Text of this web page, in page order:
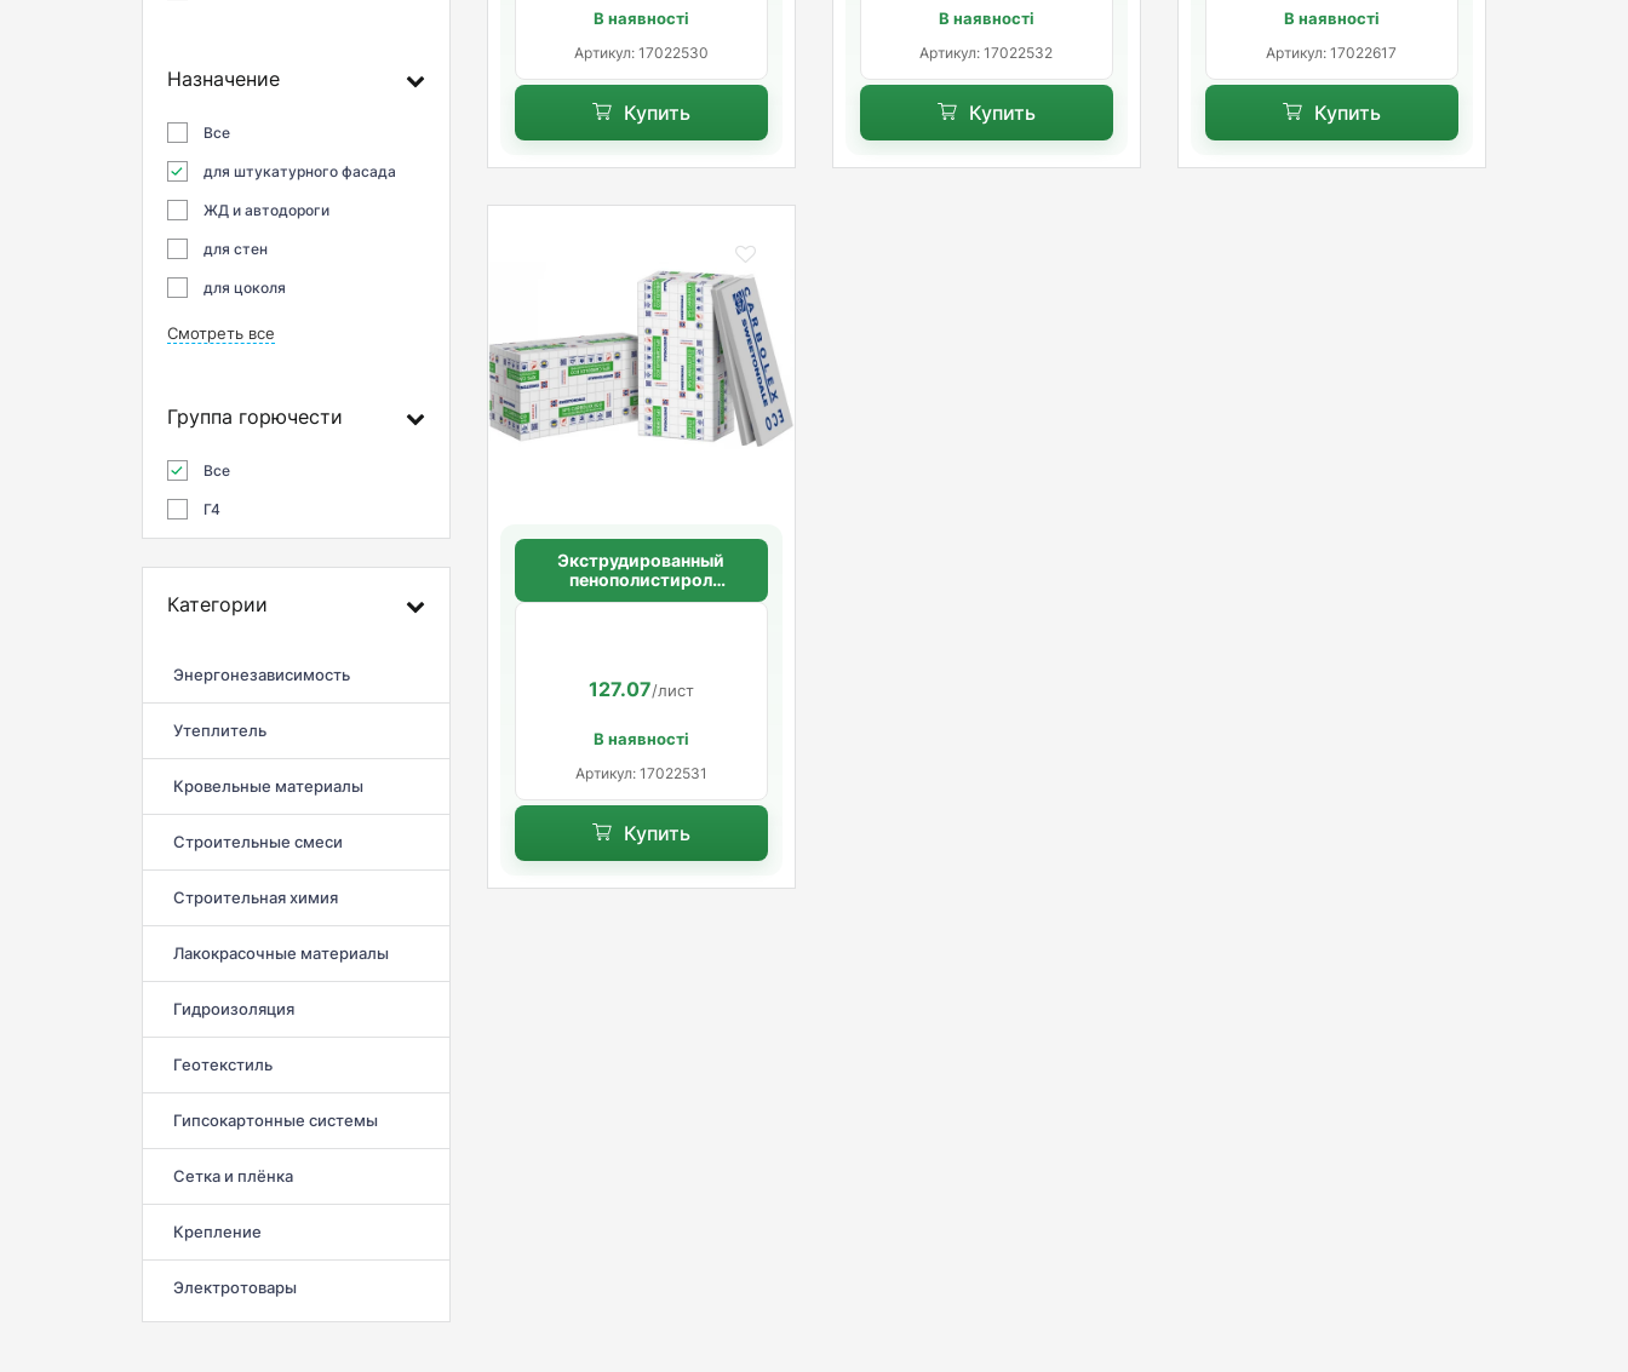
Назначение
Все
для штукатурного фасада
ЖД и автодороги
для стен
для цоколя
Смотреть все
Группа горючести
Все
Г4
Категории
Энергонезависимость
Утеплитель
Кровельные материалы
Строительные смеси
Строительная химия
Лакокрасочные материалы
Гидроизоляция
Геотекстиль
Гипсокартонные системы
Сетка и плёнка
Крепление
Электротовары
В наявності
Артикул: 17022530
Купить
В наявності
Артикул: 17022532
Купить
В наявності
Артикул: 17022617
Купить
Экструдированный
пенополистирол
SWEETONDALE
127.07/лист
В наявності
Артикул: 17022531
Купить